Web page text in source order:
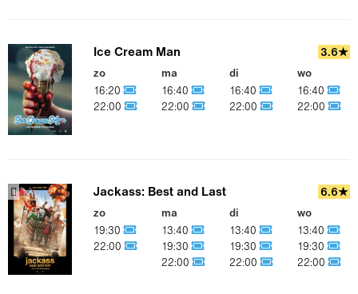
Ice Cream Man 3.6★
zo
16:20
22:00
ma
16:40
22:00
di
16:40
22:00
wo
16:40
22:00
Jackass: Best and Last 6.6★
zo
19:30
22:00
ma
13:40
19:30
22:00
di
13:40
19:30
22:00
wo
13:40
19:30
22:00